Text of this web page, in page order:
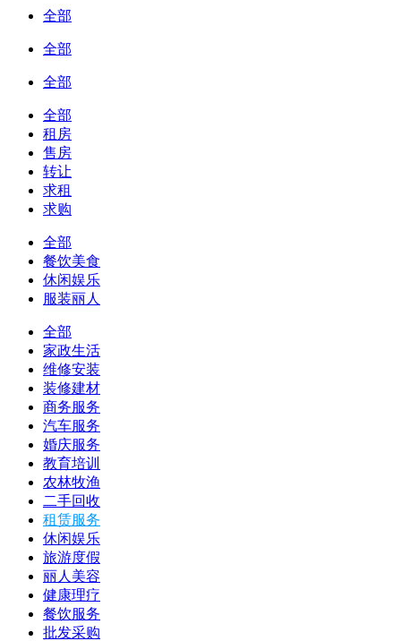
全部
全部
全部
全部
租房
售房
转让
求租
求购
全部
餐饮美食
休闲娱乐
服装丽人
全部
家政生活
维修安装
装修建材
商务服务
汽车服务
婚庆服务
教育培训
农林牧渔
二手回收
租赁服务
休闲娱乐
旅游度假
丽人美容
健康理疗
餐饮服务
批发采购